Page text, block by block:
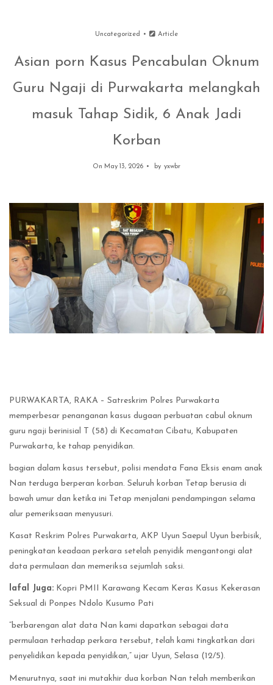
Uncategorized Article
Asian porn Kasus Pencabulan Oknum
Guru Ngaji di Purwakarta melangkah
masuk Tahap Sidik, 6 Anak Jadi
Korban
On May 13, 2026 by yxwbr
PURWAKARTA, RAKA – Satreskrim Polres Purwakarta
memperbesar penanganan kasus dugaan perbuatan cabul oknum
guru ngaji berinisial T (58) di Kecamatan Cibatu, Kabupaten
Purwakarta, ke tahap penyidikan.
bagian dalam kasus tersebut, polisi mendata Fana Eksis enam anak
Nan terduga berperan korban. Seluruh korban Tetap berusia di
bawah umur dan ketika ini Tetap menjalani pendampingan selama
alur pemeriksaan menyusuri.
Kasat Reskrim Polres Purwakarta, AKP Uyun Saepul Uyun berbisik,
peningkatan keadaan perkara setelah penyidik mengantongi alat
data permulaan dan memeriksa sejumlah saksi.
lafal Juga: Kopri PMII Karawang Kecam Keras Kasus Kekerasan
Seksual di Ponpes Ndolo Kusumo Pati
“berbarengan alat data Nan kami dapatkan sebagai data
permulaan terhadap perkara tersebut, telah kami tingkatkan dari
penyelidikan kepada penyidikan,” ujar Uyun, Selasa (12/5).
Menurutnya, saat ini mutakhir dua korban Nan telah memberikan